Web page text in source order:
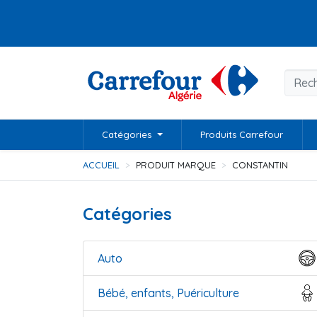
Catégories Produits Carrefour
ACCUEIL PRODUIT MARQUE CONSTANTIN
Catégories
Auto
Bébé, enfants, Puériculture